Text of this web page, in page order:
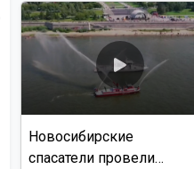
Новосибирские
спасатели провели